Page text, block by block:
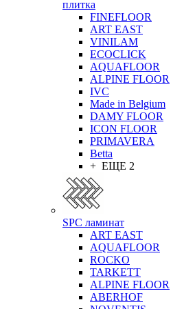
плитка
FINEFLOOR
ART EAST
VINILAM
ECOCLICK
AQUAFLOOR
ALPINE FLOOR
IVC
Made in Belgium
DAMY FLOOR
ICON FLOOR
PRIMAVERA
Betta
+ ЕЩЕ 2
SPC ламинат
ART EAST
AQUAFLOOR
ROCKO
TARKETT
ALPINE FLOOR
ABERHOF